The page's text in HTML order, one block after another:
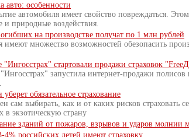
авто: особенности
автомобиля имеет свойство повреждаться.
и природные воздействия.
на производстве получат по 1 млн рублей
имеют множество возможностей обезопасить
"Ингосстрах" стартовали продажи страховок
запустила интернет-продажи
обязательное страхование
сам выбирать, как и от каких рисков
в экзотическую страну
зданий от пожаров, взрывов и ударов молнии
4% российских детей имеют страховку